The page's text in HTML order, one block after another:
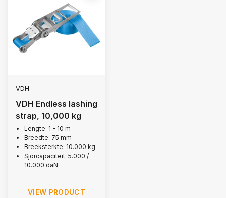
VDH
VDH Endless lashing
strap, 10,000 kg
Lengte: 1 - 10 m
Breedte: 75 mm
Breeksterkte: 10.000 kg
Sjorcapaciteit: 5.000 /
10.000 daN
VIEW PRODUCT